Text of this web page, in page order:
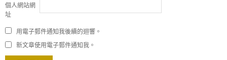
個人網站網
址
用電子郵件通知我後續的迴響。
新文章使用電子郵件通知我。